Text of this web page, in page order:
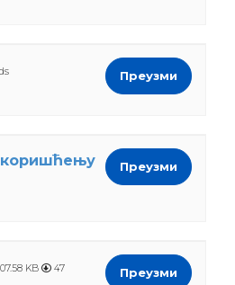
Преузми
коришћењу
Преузми
KB
47
Преузми